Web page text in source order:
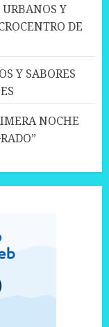
Y
DE
Y SABORES
NOCHE